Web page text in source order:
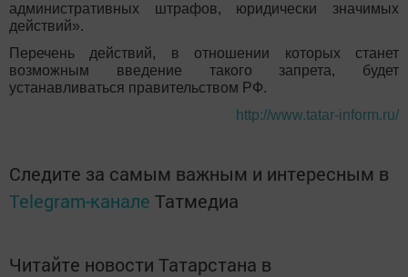
административных штрафов, юридически значимых
действий».
Перечень действий, в отношении которых станет
возможным введение такого запрета, будет
устанавливаться правительством РФ.
http://www.tatar-inform.ru/
Следите за самым важным и интересным в
Telegram-канале Татмедиа
Читайте новости Татарстана в